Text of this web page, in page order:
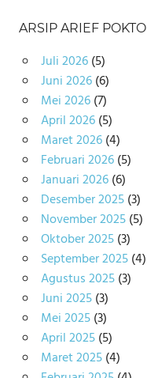
ARSIP ARIEF POKTO
Juli 2026(5)
Juni 2026(6)
Mei 2026(7)
April 2026(5)
Maret 2026(4)
Februari 2026(5)
Januari 2026(6)
Desember 2025(3)
November 2025(5)
Oktober 2025(3)
September 2025(4)
Agustus 2025(3)
Juni 2025(3)
Mei 2025(3)
April 2025(5)
Maret 2025(4)